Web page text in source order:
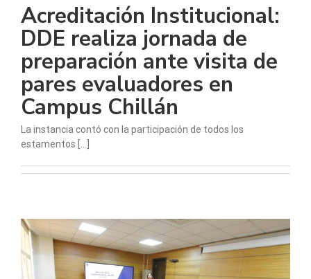
Acreditación Institucional:
DDE realiza jornada de
preparación ante visita de
pares evaluadores en
Campus Chillán
La instancia contó con la participación de todos los
estamentos [...]